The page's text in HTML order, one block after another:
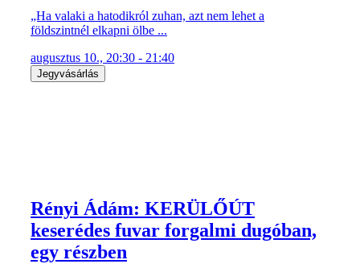
„Ha valaki a hatodikról zuhan, azt nem lehet a
földszintnél elkapni ölbe ...
augusztus 10., 20:30 - 21:40
Jegyvásárlás
Rényi Ádám: KERÜLŐÚT
keserédes fuvar forgalmi dugóban,
egy részben